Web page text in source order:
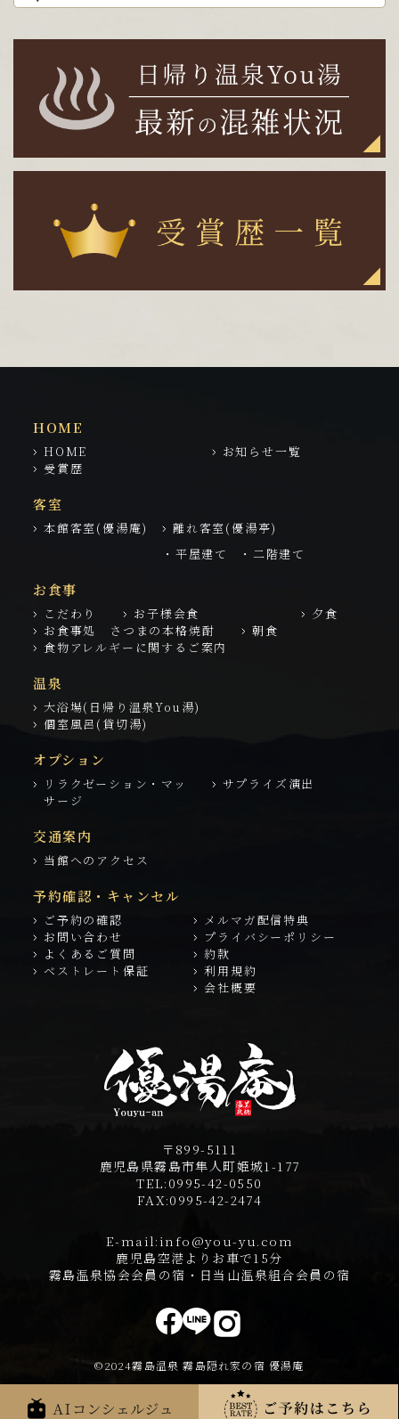
HOME
HOME
お知らせ一覧
受賞歴
客室
本館客室(優湯庵)
離れ客室(優湯亭)
・平屋建て
・二階建て
お食事
こだわり お子様会食
夕食
お食事処 さつまの本格焼酎
朝食
食物アレルギーに関するご案内
温泉
大浴場(日帰り温泉You湯)
個室風呂(貸切湯)
オプション
リラクゼーション・マッ
サージ
サプライズ演出
交通案内
当館へのアクセス
予約確認・キャンセル
ご予約の確認
メルマガ配信特典
お問い合わせ
プライバシーポリシー
よくあるご質問
約款
ベストレート保証
利用規約
会社概要
〒899-5111
鹿児島県霧島市隼人町姫城1-177
TEL: 0995-42-0550
FAX:0995-42-2474
E-mail:info@you-yu.com
鹿児島空港よりお車で15分
霧島温泉協会会員の宿・日当山温泉組合会員の宿
©2024霧島温泉 霧島隠れ家の宿 優湯庵